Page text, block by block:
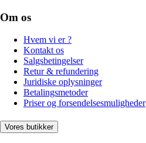
Om os
Hvem vi er ?
Kontakt os
Salgsbetingelser
Retur & refundering
Juridiske oplysninger
Betalingsmetoder
Priser og forsendelsesmuligheder
Vores butikker